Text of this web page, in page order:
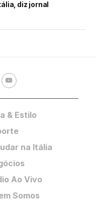
diz jornal
& Estilo
na Itália
Ao Vivo
Somos